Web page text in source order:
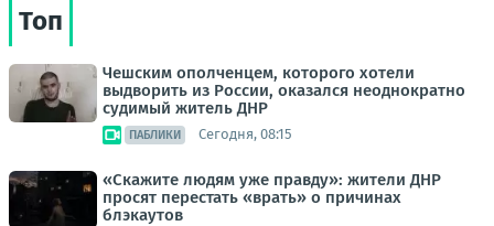
Топ
Чешским ополченцем, которого хотели
выдворить из России, оказался неоднократно
судимый житель ДНР
ПАБЛИКИ Сегодня, 08:15
«Скажите людям уже правду»: жители ДНР
просят перестать «врать» о причинах
блэкаутов